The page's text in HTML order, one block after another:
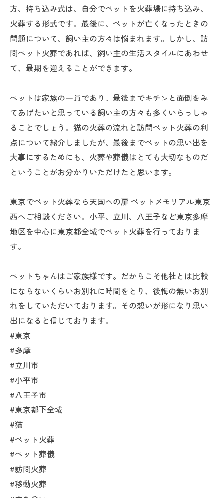
方、持ち込み式は、自分でペットを火葬場に持ち込み、
火葬する形式です。最後に、ペットが亡くなったときの
問題について、飼い主の方々は悩まれます。しかし、訪
問ペット火葬であれば、飼い主の生活スタイルにあわせ
て、最期を迎えることができます。
ペットは家族の一員であり、最後までキチンと面倒をみ
てあげたいと思っている飼い主の方々も多くいらっしゃ
ることでしょう。猫の火葬の流れと訪問ペット火葬の利
点について紹介しましたが、最後までペットの思い出を
大事にするためにも、火葬や葬儀はとても大切なものだ
ということがお分かりいただけたと思います。
東京でペット火葬なら天国への扉 ペットメモリアル東京
西へご相談ください。小平、立川、八王子など東京多摩
地区を中心に東京都全域でペット火葬を行っておりま
す。
ペットちゃんはご家族様です。だからこそ他社とは比較
にならないくらいお別れに時間をとり、後悔の無いお別
れをしていただいております。その想いが形になり思い
出になると信じております。
#東京
#多摩
#立川市
#小平市
#八王子市
#東京都下全域
#猫
#ペット火葬
#ペット葬儀
#訪問火葬
#移動火葬